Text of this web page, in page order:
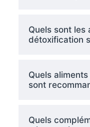
Quels sont les
détoxification
Quels
sont
Quels